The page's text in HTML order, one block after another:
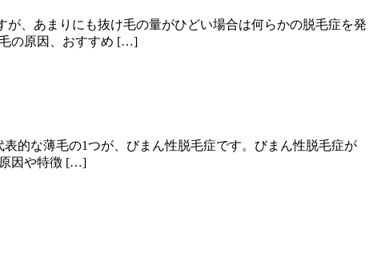
、あまりにも抜け毛の量がひどい場合は何らかの脱毛症を発
の原因、おすすめ […]
的な薄毛の1つが、びまん性脱毛症です。びまん性脱毛症が
原因や特徴 […]